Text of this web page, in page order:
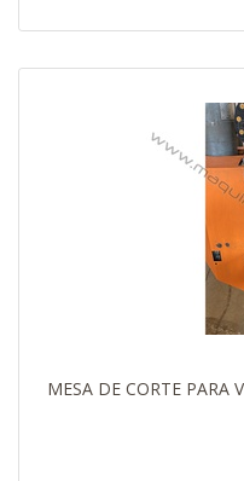
MESA DE CORTE PARA